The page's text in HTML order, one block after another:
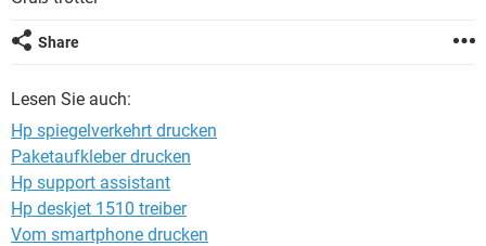
Share
Lesen Sie auch:
Hp spiegelverkehrt drucken
Paketaufkleber drucken
Hp support assistant
Hp deskjet 1510 treiber
Vom smartphone drucken